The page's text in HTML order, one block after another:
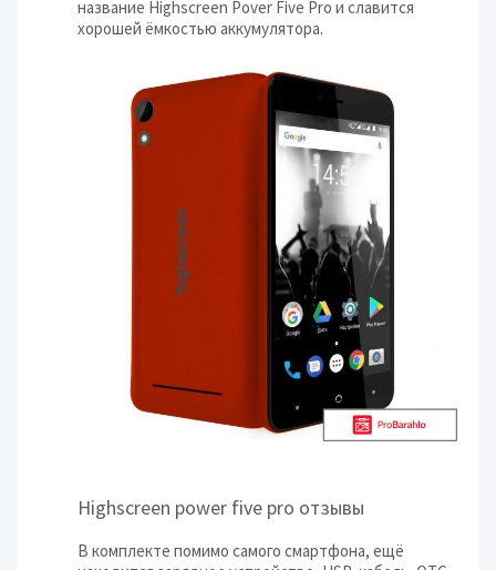
название Highscreen Pover Five Pro и славится
хорошей ёмкостью аккумулятора.
Highscreen power five pro отзывы
В комплекте помимо самого смартфона, ещё